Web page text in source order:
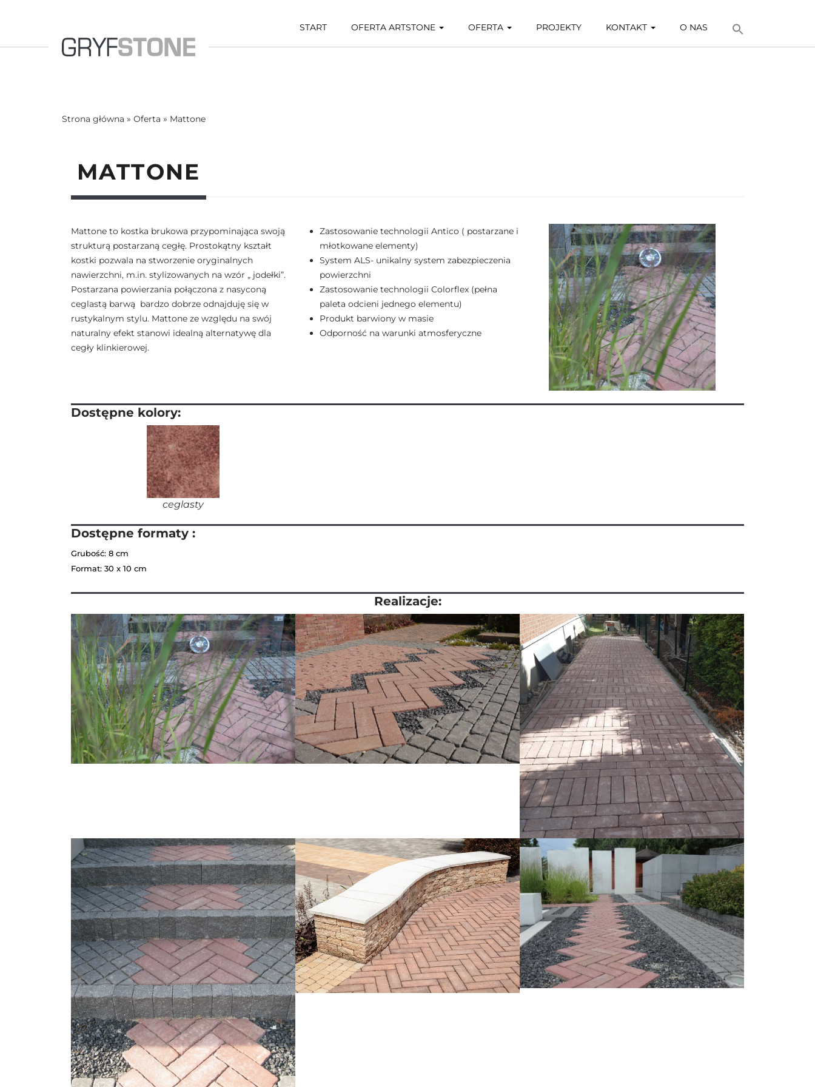
START OFERTA ARTSTONE OFERTA PROJEKTY KONTAKT O NAS
Strona główna » Oferta » Mattone
MATTONE
Mattone to kostka brukowa przypominająca swoją
strukturą postarzaną cegłę. Prostokątny kształt
kostki pozwala na stworzenie oryginalnych
nawierzchni, m.in. stylizowanych na wzór „ jodełki”.
Postarzana powierzania połączona z nasyconą
ceglastą barwą bardzo dobrze odnajduję się w
rustykalnym stylu. Mattone ze względu na swój
naturalny efekt stanowi idealną alternatywę dla
cegły klinkierowej.
Zastosowanie technologii Antico ( postarzane i
młotkowane elementy)
System ALS- unikalny system zabezpieczenia
powierzchni
Zastosowanie technologii Colorflex (pełna
paleta odcieni jednego elementu)
Produkt barwiony w masie
Odporność na warunki atmosferyczne
Dostępne kolory:
ceglasty
Dostępne formaty :
Grubość: 8 cm
Format: 30 x 10 cm
Realizacje: